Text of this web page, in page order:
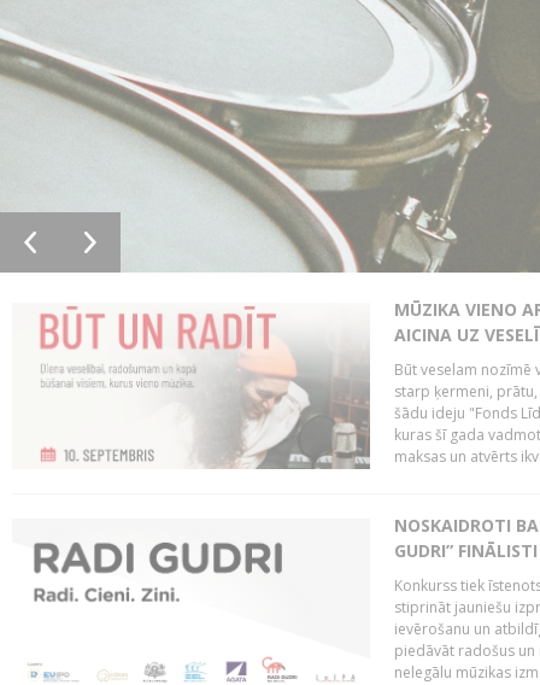
MŪZIKA VIENO
AICINA UZ
Būt veselam nozīmē
starp ķermeni,
šādu ideju "Fonds
kuras šī gada
maksas un atvērts
NOSKAIDROTI
GUDRI” FINĀLISTI
Konkurss tiek
stiprināt jauniešu
ievērošanu un
piedāvāt radošus
nelegālu mūzikas